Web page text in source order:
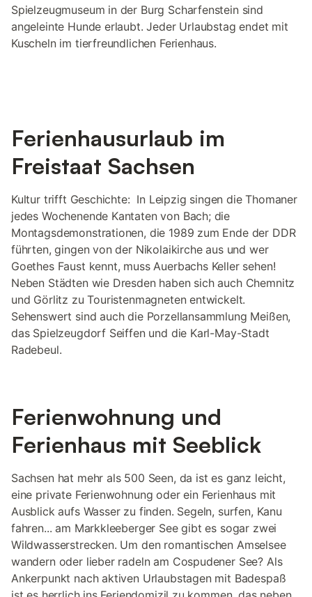
Spielzeugmuseum in der Burg Scharfenstein sind
angeleinte Hunde erlaubt. Jeder Urlaubstag endet mit
Kuscheln im tierfreundlichen Ferienhaus.
Ferienhausurlaub im
Freistaat Sachsen
Kultur trifft Geschichte: In Leipzig singen die Thomaner
jedes Wochenende Kantaten von Bach; die
Montagsdemonstrationen, die 1989 zum Ende der DDR
führten, gingen von der Nikolaikirche aus und wer
Goethes Faust kennt, muss Auerbachs Keller sehen!
Neben Städten wie Dresden haben sich auch Chemnitz
und Görlitz zu Touristenmagneten entwickelt.
Sehenswert sind auch die Porzellansammlung Meißen,
das Spielzeugdorf Seiffen und die Karl-May-Stadt
Radebeul.
Ferienwohnung und
Ferienhaus mit Seeblick
Sachsen hat mehr als 500 Seen, da ist es ganz leicht,
eine private Ferienwohnung oder ein Ferienhaus mit
Ausblick aufs Wasser zu finden. Segeln, surfen, Kanu
fahren... am Markkleeberger See gibt es sogar zwei
Wildwasserstrecken. Um den romantischen Amselsee
wandern oder lieber radeln am Cospudener See? Als
Ankerpunkt nach aktiven Urlaubstagen mit Badespaß